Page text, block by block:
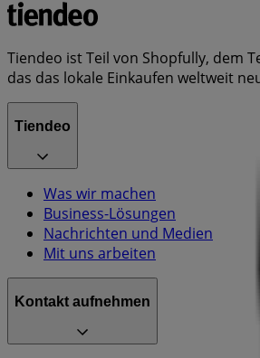
Tiendeo ist Teil von Shopfully, dem
das das lokale Einkaufen weltweit
Tiendeo
Was wir machen
Business-Lösungen
Nachrichten und Medien
Mit uns arbeiten
Kontakt aufnehmen